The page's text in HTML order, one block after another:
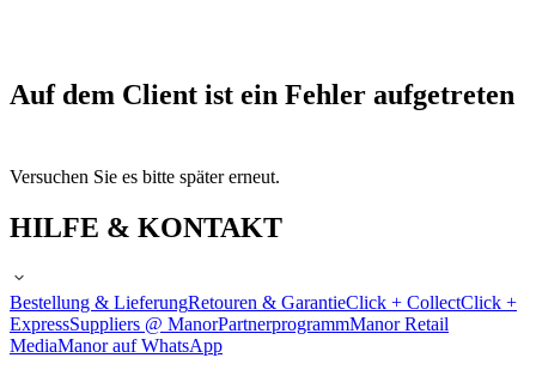
Auf dem Client ist ein Fehler aufgetreten
Versuchen Sie es bitte später erneut.
HILFE & KONTAKT
Bestellung & LieferungRetouren & GarantieClick + CollectClick +
ExpressSuppliers @ ManorPartnerprogrammManor Retail
MediaManor auf WhatsApp